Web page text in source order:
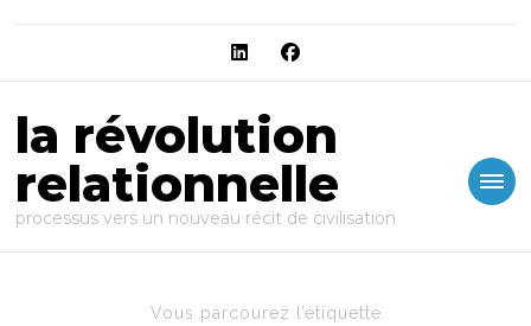
la révolution
relationnelle
processus vers un nouveau récit de civilisation
Vous parcourez l’étiquette